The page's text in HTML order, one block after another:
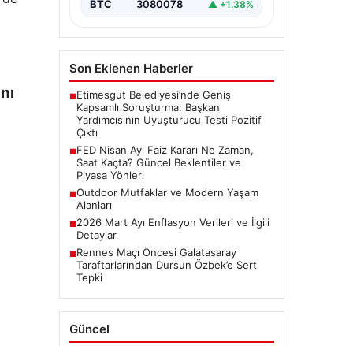
BTC 3080078 ▲ +1.38%
Son Eklenen Haberler
Etimesgut Belediyesi’nde Geniş
Kapsamlı Soruşturma: Başkan
Yardımcısının Uyuşturucu Testi Pozitif
Çıktı
FED Nisan Ayı Faiz Kararı Ne Zaman,
Saat Kaçta? Güncel Beklentiler ve
Piyasa Yönleri
Outdoor Mutfaklar ve Modern Yaşam
Alanları
2026 Mart Ayı Enflasyon Verileri ve İlgili
Detaylar
Rennes Maçı Öncesi Galatasaray
Taraftarlarından Dursun Özbek’e Sert
Tepki
Güncel